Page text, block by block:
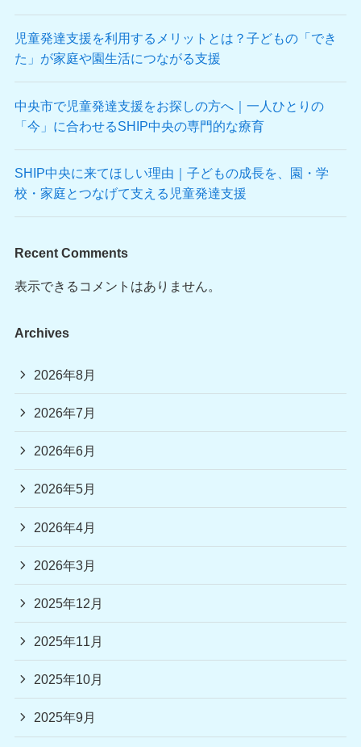
児童発達支援を利用するメリットとは？子どもの「でき
た」が家庭や園生活につながる支援
中央市で児童発達支援をお探しの方へ｜一人ひとりの
「今」に合わせるSHIP中央の専門的な療育
SHIP中央に来てほしい理由｜子どもの成長を、園・学
校・家庭とつなげて支える児童発達支援
Recent Comments
表示できるコメントはありません。
Archives
2026年8月
2026年7月
2026年6月
2026年5月
2026年4月
2026年3月
2025年12月
2025年11月
2025年10月
2025年9月